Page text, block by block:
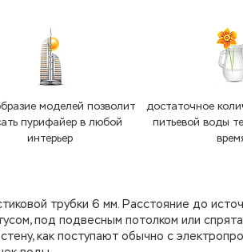
моделей позволит
пурифайер в любой
интерьер
достаточное
питьевой воды
трубки 6 мм. Расстояние до
под подвесным потолком или
как поступают обычно с